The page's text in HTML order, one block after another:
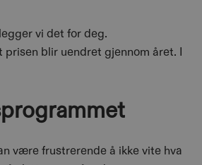
vi det for deg.
blir uendret gjennom året. I
være frustrerende å ikke vite hva